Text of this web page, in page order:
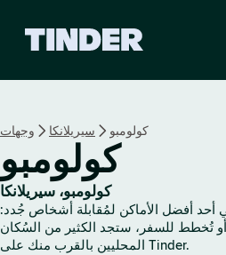
ة
ئ
ي
س
وجهات سيريلانكا كولومبو
كولومبو
كولومبو، سيريلانكا
أحد أفضل الأماكن لمُقابلة أشخاص جُدد:
تُخطط للسفر، ستجد الكثير من السُكان
المحليين بالقرب منك على Tinder.